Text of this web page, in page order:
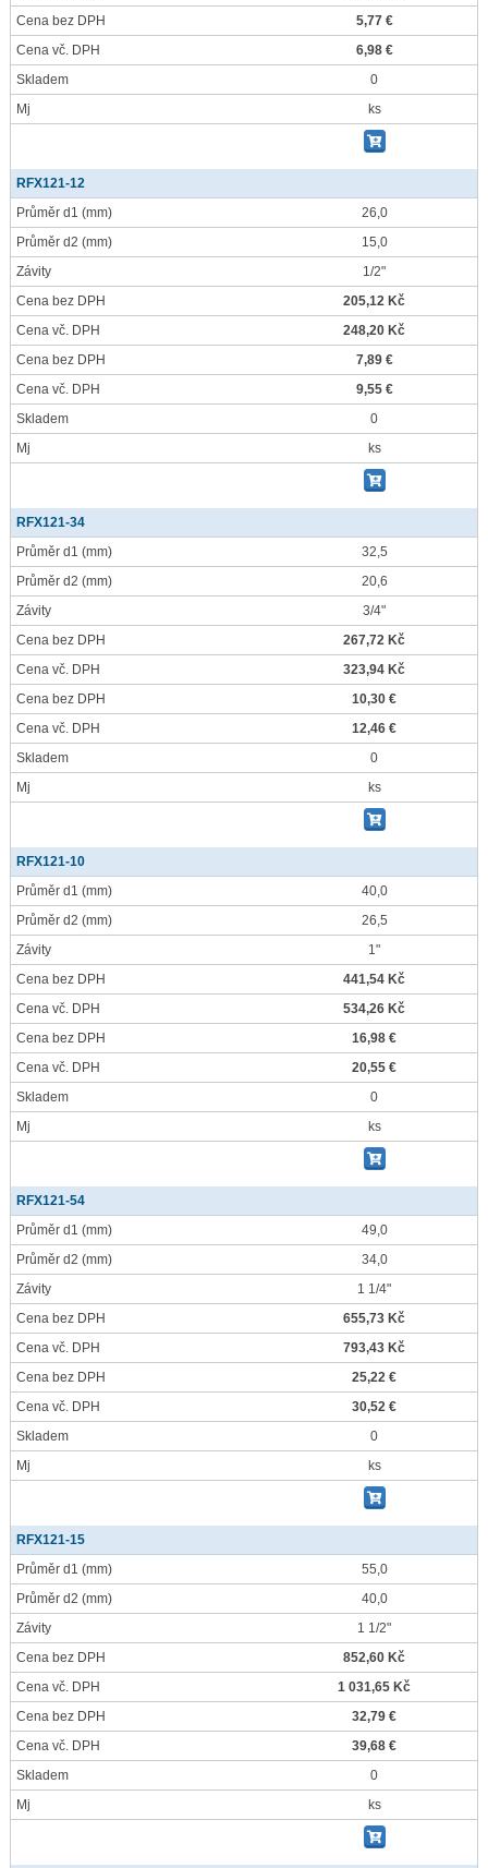
Cena bez DPH
5,77 €
Cena vč. DPH
6,98 €
Skladem
0
Mj
ks
RFX121-12
Průměr d1 (mm)
26,0
Průměr d2 (mm)
15,0
Závity
1/2"
Cena bez DPH
205,12 Kč
Cena vč. DPH
248,20 Kč
Cena bez DPH
7,89 €
Cena vč. DPH
9,55 €
Skladem
0
Mj
ks
RFX121-34
Průměr d1 (mm)
32,5
Průměr d2 (mm)
20,6
Závity
3/4"
Cena bez DPH
267,72 Kč
Cena vč. DPH
323,94 Kč
Cena bez DPH
10,30 €
Cena vč. DPH
12,46 €
Skladem
0
Mj
ks
RFX121-10
Průměr d1 (mm)
40,0
Průměr d2 (mm)
26,5
Závity
1"
Cena bez DPH
441,54 Kč
Cena vč. DPH
534,26 Kč
Cena bez DPH
16,98 €
Cena vč. DPH
20,55 €
Skladem
0
Mj
ks
RFX121-54
Průměr d1 (mm)
49,0
Průměr d2 (mm)
34,0
Závity
1 1/4"
Cena bez DPH
655,73 Kč
Cena vč. DPH
793,43 Kč
Cena bez DPH
25,22 €
Cena vč. DPH
30,52 €
Skladem
0
Mj
ks
RFX121-15
Průměr d1 (mm)
55,0
Průměr d2 (mm)
40,0
Závity
1 1/2"
Cena bez DPH
852,60 Kč
Cena vč. DPH
1 031,65 Kč
Cena bez DPH
32,79 €
Cena vč. DPH
39,68 €
Skladem
0
Mj
ks